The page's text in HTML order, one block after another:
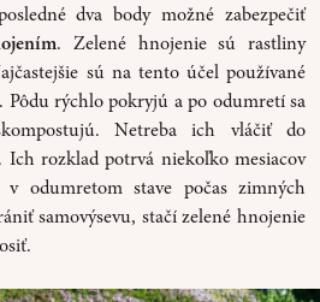
dva body možné zabezpečiť
. Zelené hnojenie sú rastliny
sú na tento účel používané
Pôdu rýchlo pokryjú a po odumretí sa
Netreba ich vláčiť do
Ich rozklad potrvá niekoľko mesiacov
odumretom stave počas zimných
samovýsevu, stačí zelené hnojenie